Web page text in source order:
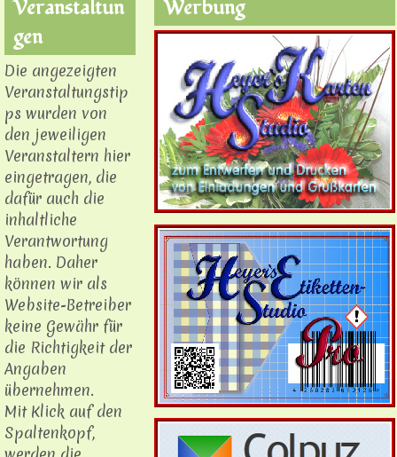
Veranstaltun
gen
Die angezeigten
Veranstaltungstip
ps wurden von
den jeweiligen
Veranstaltern hier
eingetragen, die
dafür auch die
inhaltliche
Verantwortung
haben. Daher
können wir als
Website-Betreiber
keine Gewähr für
die Richtigkeit der
Angaben
übernehmen.
Mit Klick auf den
Spaltenkopf,
Werbung